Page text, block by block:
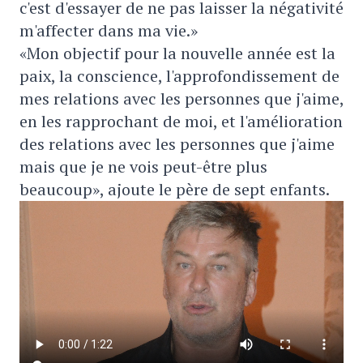
c'est d'essayer de ne pas laisser la négativité
m'affecter dans ma vie.»
«Mon objectif pour la nouvelle année est la
paix, la conscience, l'approfondissement de
mes relations avec les personnes que j'aime,
en les rapprochant de moi, et l'amélioration
des relations avec les personnes que j'aime
mais que je ne vois peut-être plus
beaucoup», ajoute le père de sept enfants.